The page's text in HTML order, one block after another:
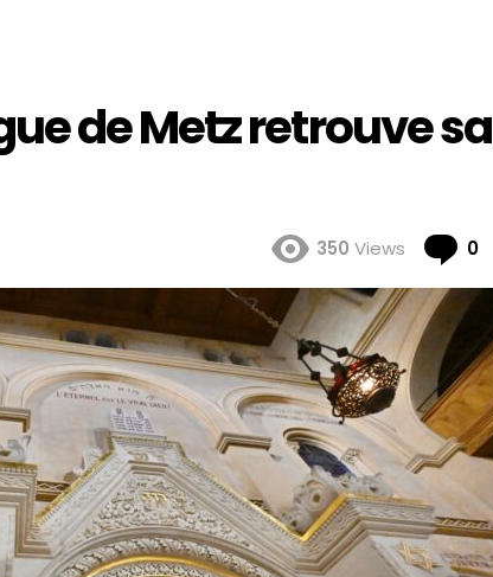
de Metz retrouve sa
350 Views 0